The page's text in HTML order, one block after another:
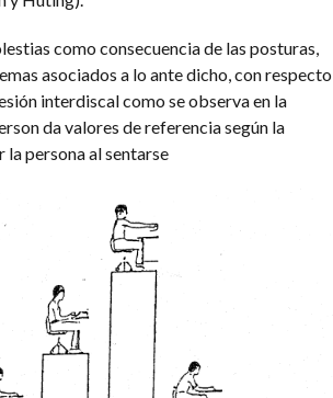
como consecuencia de las posturas,
asociados a lo ante dicho, con respecto
interdiscal como se observa en la
da valores de referencia según la
persona al sentarse